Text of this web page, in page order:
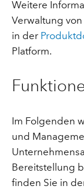
Weitere
Verwaltung
in der
Platform.
Im Folgenden
und
Bereitstellung
finden Sie in